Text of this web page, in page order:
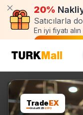
20%
Satıcılarla
En iyi fiyatı alın
Talep oluştur
TradeEX
Global B2B EXPO